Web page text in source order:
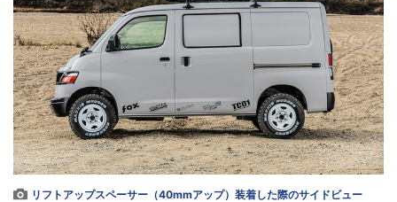
リフトアップスペーサー（40mmアップ）装着した際のサイドビュー